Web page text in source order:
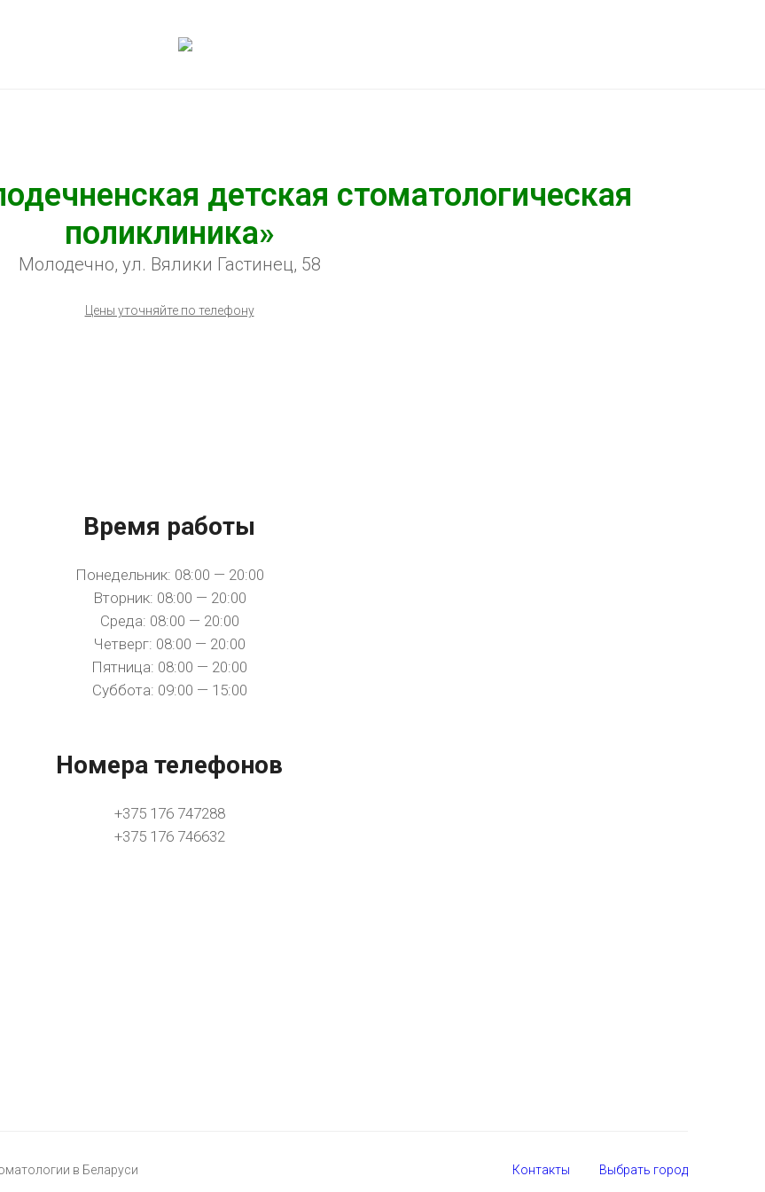
детская стоматологическая
поликлиника»
Молодечно, ул. Вялики Гастинец, 58
Цены уточняйте по телефону
Время работы
Понедельник: 08:00 — 20:00
Вторник: 08:00 — 20:00
Среда: 08:00 — 20:00
Четверг: 08:00 — 20:00
Пятница: 08:00 — 20:00
Суббота: 09:00 — 15:00
Номера телефонов
+375 176 747288
+375 176 746632
в Беларуси Контакты Выбрать город